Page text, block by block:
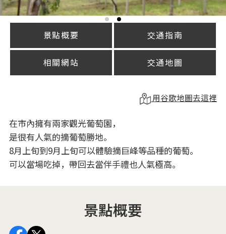
景點概要 交通指南
相關網站 交通地圖
用谷歌地圖去這裡
在市內擁有兩家觀光葡萄園，
是很有人氣的摘葡萄勝地。
8月上旬到9月上旬可以體驗摘巨峰等品種的葡萄。
可以當場吃掉，帶回去當伴手禮也人氣極高。
景點概要